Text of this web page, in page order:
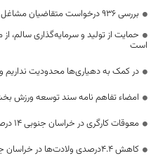
بررسی ۹۳۶ درخواست متقاضیان مشاغل سخت و زیان آور در خراسان جنوبی
حمایت از تولید و سرمایه‌گذاری سالم،
است
در کمک به دهیاری‌ها محدودیت
امضاء تفاهم نامه سند توسعه ورزش
معوقات کارگری در خراسان جنوبی ۱۴ درصد کاهش یافت
کاهش ۴.۴درصدی ولادت‌ها در خراسان جنوبی